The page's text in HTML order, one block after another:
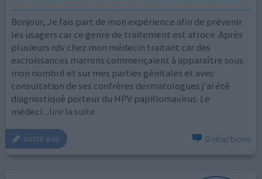
Bonjour, Je fais part de mon expérience afin de prévenir
les usagers car ce genre de traitement est atroce. Après
plusieurs rdv chez mon médecin traitant car des
excroissances marrons commençaient à apparaître sous
mon nombril et sur mes parties génitales et avec
consultation de ses confrères dermatologues j'ai été
diagnostiqué porteur du HPV papillomavirus. Le
médeci ...lire la suite
votre avis 0 réactions